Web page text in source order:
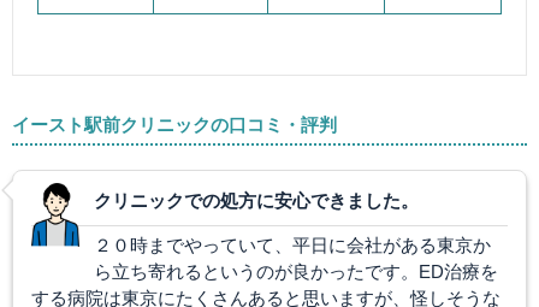
イースト駅前クリニックの口コミ・評判
クリニックでの処方に安心できました。
２０時までやっていて、平日に会社がある東京か
ら立ち寄れるというのが良かったです。ED治療を
する病院は東京にたくさんあると思いますが、怪しそうな